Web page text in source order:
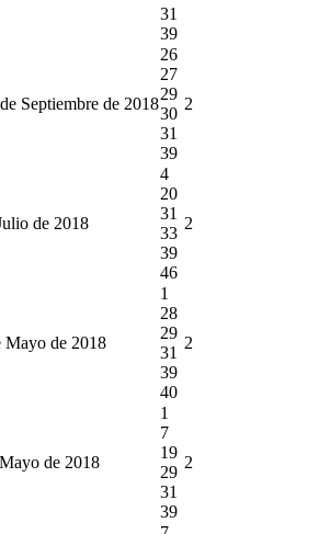
31
39
Septiembre de 2018
26
27
29
30
31
39
2
de 2018
4
20
31
33
39
46
2
Mayo de 2018
1
28
29
31
39
40
2
de 2018
1
7
19
29
31
39
2